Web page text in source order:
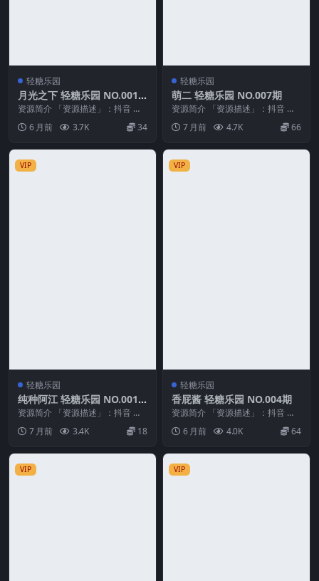
轻糖乐园
月光之下 轻糖乐园 NO.001
期
资源简介 「资源描述」：抖音 月
光之下 轻糖乐园 NO.001期 【23
P】 「...
6 月前 3.7K 34
轻糖乐园
萌二 轻糖乐园 NO.007期
资源简介 「资源描述」：抖音 萌
二 轻糖乐园 NO.007期 【31P】
「资源...
7 月前 4.7K 66
VIP
轻糖乐园
纯种阿江 轻糖乐园 NO.001
期
资源简介 「资源描述」：抖音 纯
种阿江 轻糖乐园 NO.001期 【33
P】 「...
7 月前 3.4K 18
VIP
轻糖乐园
香屁酱 轻糖乐园 NO.004期
资源简介 「资源描述」：抖音 香
屁酱 轻糖乐园 NO.004期 【33P】
「资...6 月前 4.0K 64
VIP VIP